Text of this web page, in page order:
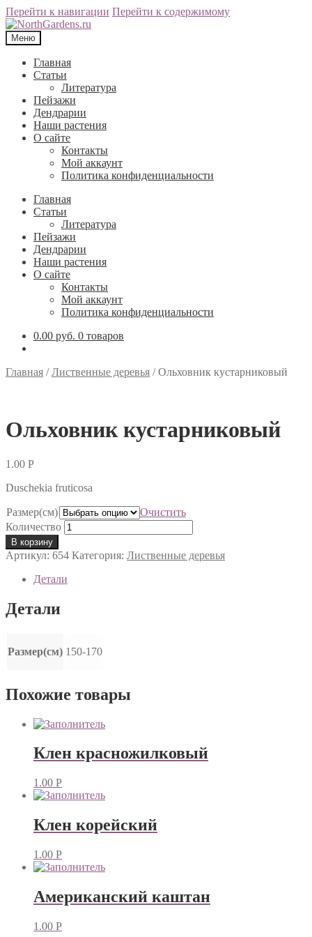
Перейти к навигации Перейти к содержимому
Меню
Главная
Статьи
Литература
Пейзажи
Дендрарии
Наши растения
О сайте
Контакты
Мой аккаунт
Политика конфиденциальности
Главная
Статьи
Литература
Пейзажи
Дендрарии
Наши растения
О сайте
Контакты
Мой аккаунт
Политика конфиденциальности
0.00 руб. 0 товаров
Главная /Лиственные деревья /Ольховник кустарниковый
Ольховник кустарниковый
1.00 Р
Duschekia fruticosa
Размер(см)
Очистить
Количество
В корзину
Артикул: 654 Категория: Лиственные деревья
Детали
Детали
Размер(см) 150-170
Похожие товары
Клен красножилковый
1.00 Р
Клен корейский
1.00 Р
Американский каштан
1.00 Р